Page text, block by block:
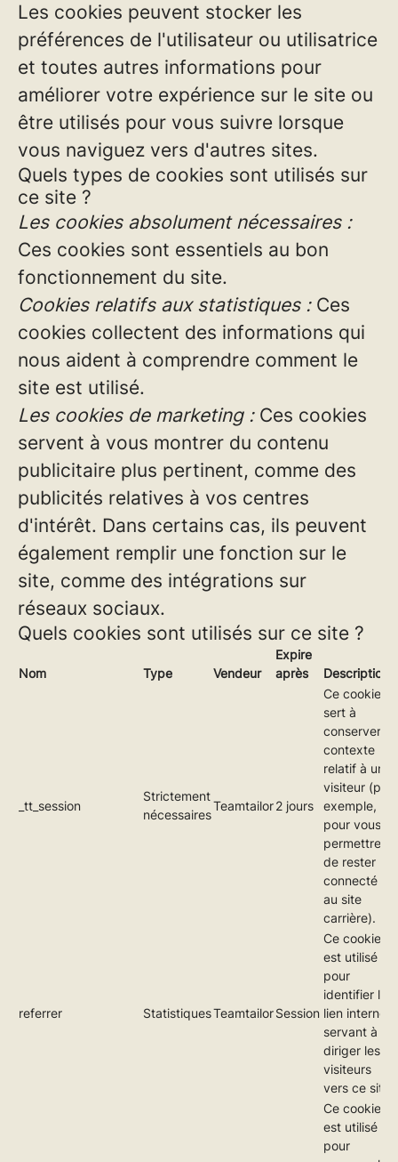
Les cookies peuvent stocker les
préférences de l'utilisateur ou utilisatrice
et toutes autres informations pour
améliorer votre expérience sur le site ou
être utilisés pour vous suivre lorsque
vous naviguez vers d'autres sites.
Quels types de cookies sont utilisés sur
ce site ?
Les cookies absolument nécessaires :
Ces cookies sont essentiels au bon
fonctionnement du site.
Cookies relatifs aux statistiques :Ces
cookies collectent des informations qui
nous aident à comprendre comment le
site est utilisé.
Les cookies de marketing :Ces cookies
servent à vous montrer du contenu
publicitaire plus pertinent, comme des
publicités relatives à vos centres
d'intérêt. Dans certains cas, ils peuvent
également remplir une fonction sur le
site, comme des intégrations sur
réseaux sociaux.
Quels cookies sont utilisés sur ce site ?
Nom Type Vendeur
Expire
après
Description
_tt_session
Strictement
nécessaires
Teamtailor2 jours
Ce cookie
sert à
conserver le
contexte
relatif à un
visiteur (par
exemple,
pour vous
permettre
de rester
connecté
au site
carrière).
referrer StatistiquesTeamtailorSession
Ce cookie
est utilisé
pour
identifier le
lien internet
servant à
diriger les
visiteurs
vers ce site.
Ce cookie
est utilisé
pour